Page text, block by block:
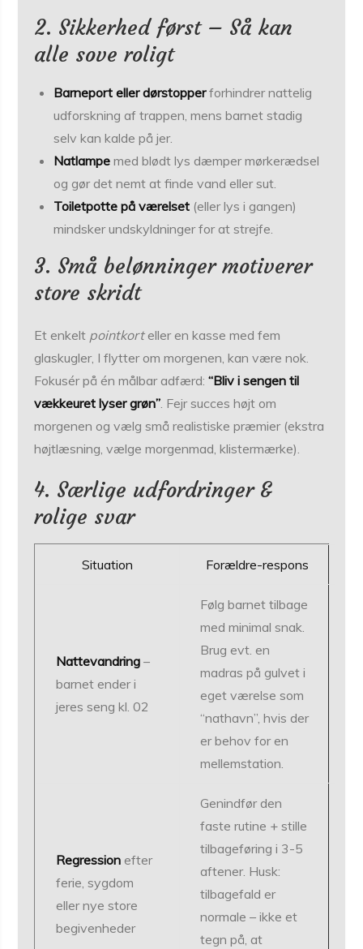
2. Sikkerhed først – Så kan
alle sove roligt
Barneport eller dørstopperforhindrer nattelig
udforskning af trappen, mens barnet stadig
selv kan kalde på jer.
Natlampe med blødt lys dæmper mørkerædsel
og gør det nemt at finde vand eller sut.
Toiletpotte på værelset (eller lys i gangen)
mindsker undskyldninger for at strejfe.
3. Små belønninger motiverer
store skridt
Et enkelt pointkorteller en kasse med fem
glaskugler, I flytter om morgenen, kan være nok.
Fokusér på én målbar adfærd:“Bliv i sengen til
vækkeuret lyser grøn”. Fejr succes højt om
morgenen og vælg små realistiske præmier (ekstra
højtlæsning, vælge morgenmad, klistermærke).
4. Særlige udfordringer &
rolige svar
Situation Forældre-respons
Nattevandring –
barnet ender i
jeres seng kl. 02
Følg barnet tilbage
med minimal snak.
Brug evt. en
madras på gulvet i
eget værelse som
“nathavn”, hvis der
er behov for en
mellemstation.
Regression efter
ferie, sygdom
eller nye store
begivenheder
Genindfør den
faste rutine + stille
tilbageføring i 3-5
aftener. Husk:
tilbagefald er
normale – ikke et
tegn på, at